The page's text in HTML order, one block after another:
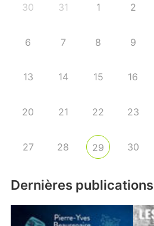
30 31 1 2
6 7 8 9
13 14 15 16
20 21 22 23
27 28 29 30
Dernières publications